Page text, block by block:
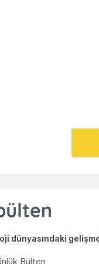
dünyasındaki
Bülten